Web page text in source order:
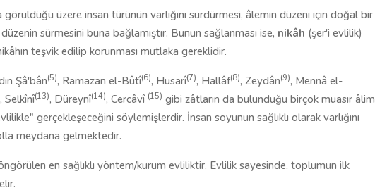
üzere insan türünün varlığını sürdürmesi, âlemin düzeni için doğal bir
sürmesini buna bağlamıştır. Bunun sağlanması ise, nikâh (şer'i evlilik)
teşvik edilip korunması mutlaka gereklidir.
Şâ'bân(5), Ramazan el-Bûtî(6), Husarî(7), Hallâf(8), Zeydân(9), Mennâ el-
, Selkînî(13), Düreynî(14), Cercâvî (15) gibi zâtların da bulunduğu birçok muasır âlim
gerçekleşeceğini söylemişlerdir. İnsan soyunun sağlıklı olarak varlığını
meydana gelmektedir.
en sağlıklı yöntem/kurum evliliktir. Evlilik sayesinde, toplumun ilk